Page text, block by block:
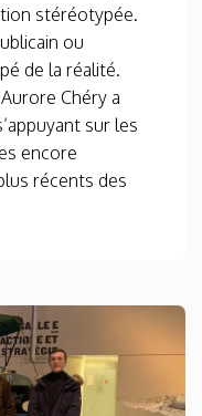
stéréotypée.
ou
de la réalité.
Chéry a
sur les
encore
récents des